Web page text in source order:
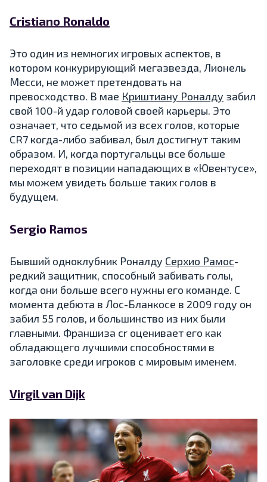
Cristiano Ronaldo
Это один из немногих игровых аспектов, в
котором конкурирующий мегазвезда, Лионель
Месси, не может претендовать на
превосходство. В мае Криштиану Роналду забил
свой 100-й удар головой своей карьеры. Это
означает, что седьмой из всех голов, которые
CR7 когда-либо забивал, был достигнут таким
образом. И, когда португальцы все больше
переходят в позиции нападающих в «Ювентусе»,
мы можем увидеть больше таких голов в
будущем.
Sergio Ramos
Бывший одноклубник Роналду Серхио Рамос-
редкий защитник, способный забивать голы,
когда они больше всего нужны его команде. С
момента дебюта в Лос-Бланкосе в 2009 году он
забил 55 голов, и большинство из них были
главными. Франшиза сr оценивает его как
обладающего лучшими способностями в
заголовке среди игроков с мировым именем.
Virgil van Dijk